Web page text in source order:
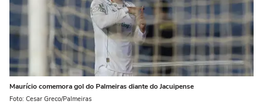
Maurício comemora gol do Palmeiras diante do Jacuipense
Foto: Cesar Greco/Palmeiras